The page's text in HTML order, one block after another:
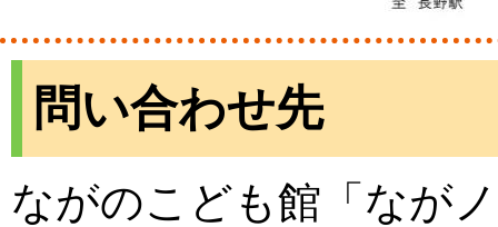
問い合わせ先
ながのこども館「なが